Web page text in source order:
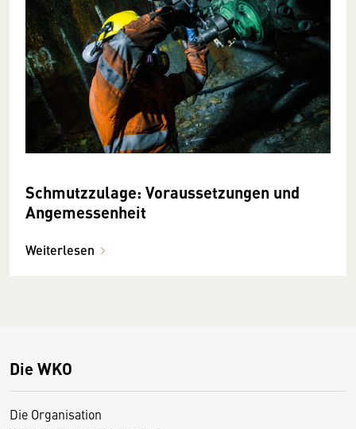
Schmutzzulage: Voraussetzungen und
Angemessenheit
Weiterlesen
Die WKO
Die Organisation